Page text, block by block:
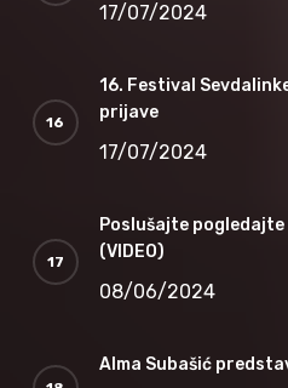
17/07/2024
16. Festival
prijave
17/07/2024
Poslušajte pogledajte
(VIDEO)
08/06/2024
Alma Subašić